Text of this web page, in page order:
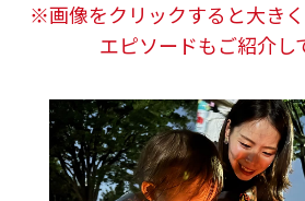
※画像をクリックすると大き
エピソードもご紹介し